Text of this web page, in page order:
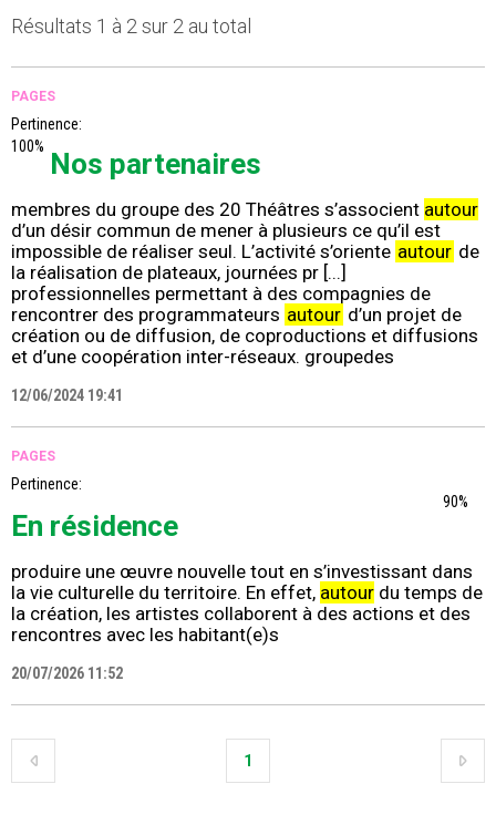
Résultats 1 à 2 sur 2 au total
PAGES
Pertinence:
100%
Nos partenaires
membres du groupe des 20 Théâtres s’associent autour
d’un désir commun de mener à plusieurs ce qu’il est
impossible de réaliser seul. L’activité s’oriente autour de
la réalisation de plateaux, journées pr [...]
professionnelles permettant à des compagnies de
rencontrer des programmateurs autour d’un projet de
création ou de diffusion, de coproductions et diffusions
et d’une coopération inter-réseaux. groupedes
12/06/2024 19:41
PAGES
Pertinence:
90%
En résidence
produire une œuvre nouvelle tout en s’investissant dans
la vie culturelle du territoire. En effet, autour du temps de
la création, les artistes collaborent à des actions et des
rencontres avec les habitant(e)s
20/07/2026 11:52
1